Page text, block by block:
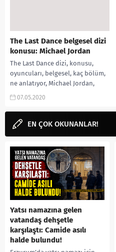
The Last Dance belgesel dizi
konusu: Michael Jordan
The Last Dance dizi, konusu,
oyuncuları, belgesel, kaç bölüm,
ne anlatıyor, Michael Jordan,
Dennis Rodman, Scottie Pippen,
07.05.2020
EN ÇOK OKUNANLAR!
Yatsı namazına gelen
vatandaş dehşetle
karşılaştı: Camide asılı
halde bulundu!